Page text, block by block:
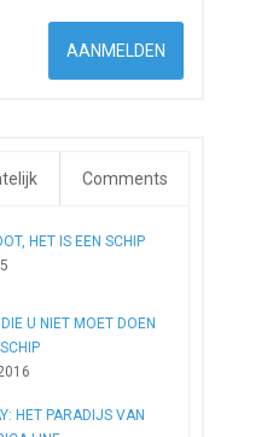
Comments
HET IS EEN SCHIP
U NIET MOET DOEN
HET PARADIJS VAN